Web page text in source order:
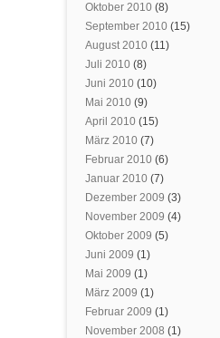
Oktober 2010 (8)
September 2010 (15)
August 2010 (11)
Juli 2010 (8)
Juni 2010 (10)
Mai 2010 (9)
April 2010 (15)
März 2010 (7)
Februar 2010 (6)
Januar 2010 (7)
Dezember 2009 (3)
November 2009 (4)
Oktober 2009 (5)
Juni 2009 (1)
Mai 2009 (1)
März 2009 (1)
Februar 2009 (1)
November 2008 (1)